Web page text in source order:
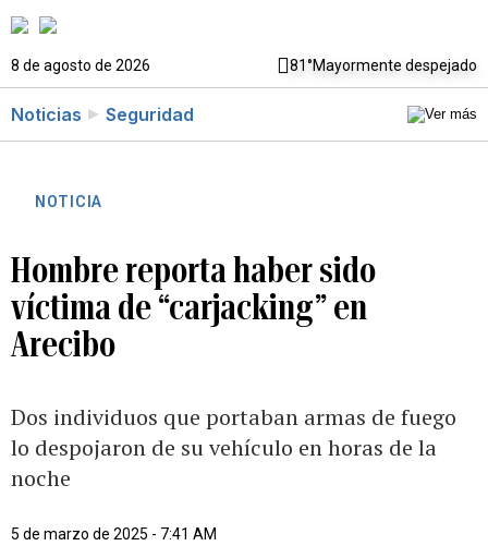
8 de agosto de 2026 81°Mayormente despejado
Noticias Seguridad
NOTICIA
Hombre reporta haber sido
víctima de “carjacking” en
Arecibo
Dos individuos que portaban armas de fuego
lo despojaron de su vehículo en horas de la
noche
5 de marzo de 2025 - 7:41 AM